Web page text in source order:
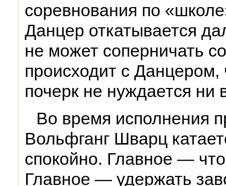
соревнования по
Данцер откатывается
не может соперничать
происходит с
почерк не нуждается ни
Во время исполнения
Вольфганг Шварц
спокойно. Главное —
Главное — удержать